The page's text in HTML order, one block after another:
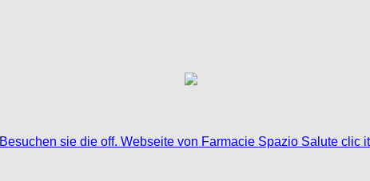
Besuchen sie die off. Webseite von Farmacie Spazio Salute clic